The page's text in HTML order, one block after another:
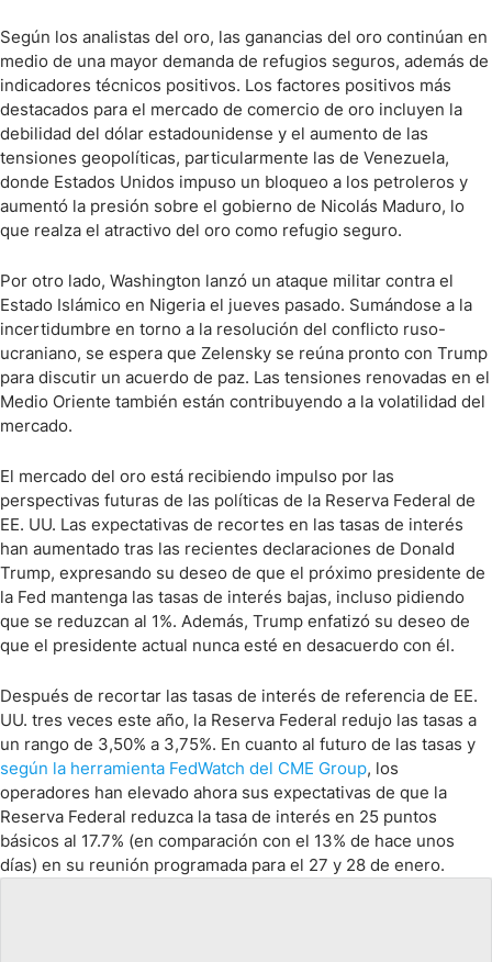
Según los analistas del oro, las ganancias del oro continúan en
medio de una mayor demanda de refugios seguros, además de
indicadores técnicos positivos. Los factores positivos más
destacados para el mercado de comercio de oro incluyen la
debilidad del dólar estadounidense y el aumento de las
tensiones geopolíticas, particularmente las de Venezuela,
donde Estados Unidos impuso un bloqueo a los petroleros y
aumentó la presión sobre el gobierno de Nicolás Maduro, lo
que realza el atractivo del oro como refugio seguro.
Por otro lado, Washington lanzó un ataque militar contra el
Estado Islámico en Nigeria el jueves pasado. Sumándose a la
incertidumbre en torno a la resolución del conflicto ruso-
ucraniano, se espera que Zelensky se reúna pronto con Trump
para discutir un acuerdo de paz. Las tensiones renovadas en el
Medio Oriente también están contribuyendo a la volatilidad del
mercado.
El mercado del oro está recibiendo impulso por las
perspectivas futuras de las políticas de la Reserva Federal de
EE. UU. Las expectativas de recortes en las tasas de interés
han aumentado tras las recientes declaraciones de Donald
Trump, expresando su deseo de que el próximo presidente de
la Fed mantenga las tasas de interés bajas, incluso pidiendo
que se reduzcan al 1%. Además, Trump enfatizó su deseo de
que el presidente actual nunca esté en desacuerdo con él.
Después de recortar las tasas de interés de referencia de EE.
UU. tres veces este año, la Reserva Federal redujo las tasas a
un rango de 3,50% a 3,75%. En cuanto al futuro de las tasas y
según la herramienta FedWatch del CME Group, los
operadores han elevado ahora sus expectativas de que la
Reserva Federal reduzca la tasa de interés en 25 puntos
básicos al 17.7% (en comparación con el 13% de hace unos
días) en su reunión programada para el 27 y 28 de enero.